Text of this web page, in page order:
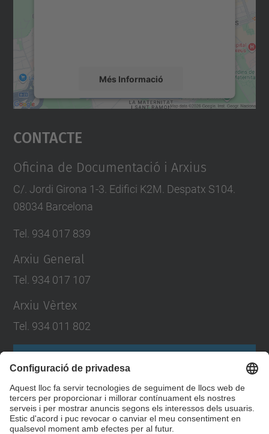
Més Informació
Accepta
powered by
Contacte
Oficina de Documentació i Arxius
C/. Jordi Girona 1-3. Edifici K2M. Despatx S104.
08034 Barcelona
Tel. 934 017 839
Arxiu General
Tel. 934 017 107
Arxiu Vèrtex
Tel. 934 011 802
Formulari de contacte
Llista Xarxes Socials